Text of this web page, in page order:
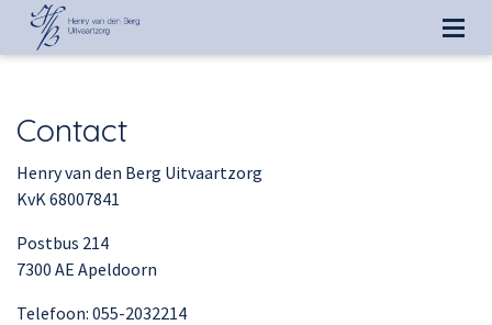
Contact
Henry van den Berg Uitvaartzorg
KvK 68007841
Postbus 214
7300 AE Apeldoorn
Telefoon: 055-2032214